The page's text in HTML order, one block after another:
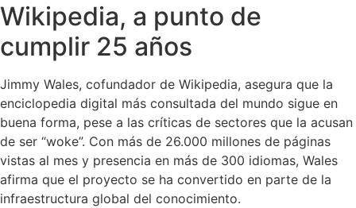
Wikipedia, a punto de
cumplir 25 años
Jimmy Wales, cofundador de Wikipedia, asegura que la
enciclopedia digital más consultada del mundo sigue en
buena forma, pese a las críticas de sectores que la acusan
de ser “woke”. Con más de 26.000 millones de páginas
vistas al mes y presencia en más de 300 idiomas, Wales
afirma que el proyecto se ha convertido en parte de la
infraestructura global del conocimiento.